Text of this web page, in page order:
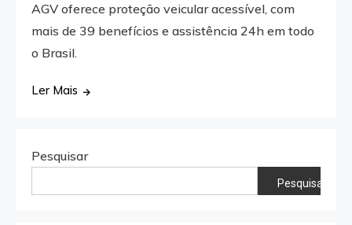
AGV oferece proteção veicular acessível, com
mais de 39 benefícios e assistência 24h em todo
o Brasil.
Ler Mais
Pesquisar
Pesquisar